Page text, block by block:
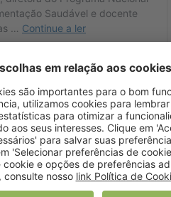
alargado de medidas,
o teor de sal no pão,
alimentares que permitiu